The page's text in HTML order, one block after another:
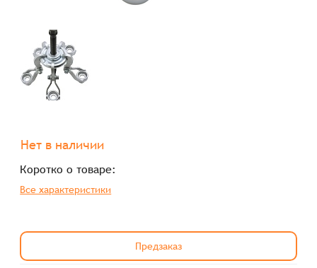
Нет в наличии
Коротко о товаре:
Все характеристики
Предзаказ